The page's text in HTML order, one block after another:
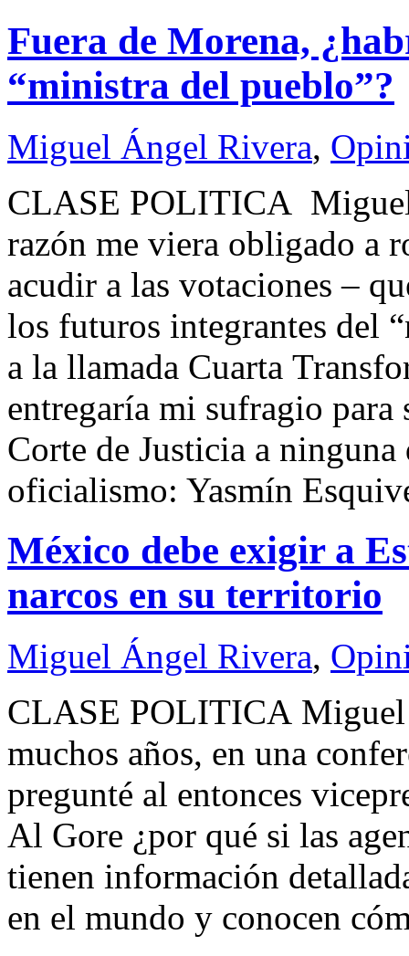
Fuera de Morena,
“ministra del pueblo”?
Miguel Ángel Rivera,
CLASE POLITICA
razón me viera obligado a
acudir a las votaciones –
los futuros integrantes del
a la llamada Cuarta
entregaría mi sufragio para
Corte de Justicia a
oficialismo: Yasmín
México debe exigir a
narcos en su territorio
Miguel Ángel Rivera,
CLASE POLITICA
muchos años, en una
pregunté al entonces
Al Gore ¿por qué si las
tienen información
en el mundo y conocen